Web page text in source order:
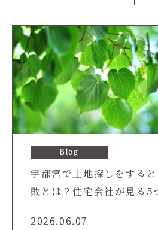
実例集・お客様の声
家づくりについて
むぎくらについて
ニュース
イベン
Blog
宇都宮で土地探しをする
敗とは？住宅会社が見る5
2026.06.07